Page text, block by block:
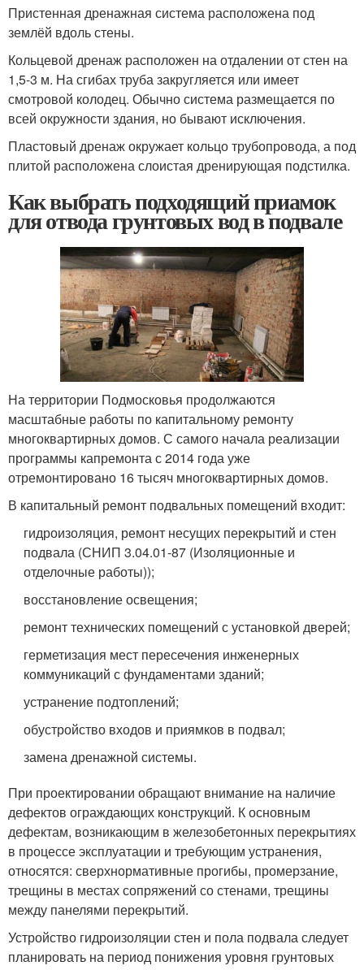
Пристенная дренажная система расположена под
землёй вдоль стены.
Кольцевой дренаж расположен на отдалении от стен на
1,5-3 м. На сгибах труба закругляется или имеет
смотровой колодец. Обычно система размещается по
всей окружности здания, но бывают исключения.
Пластовый дренаж окружает кольцо трубопровода, а под
плитой расположена слоистая дренирующая подстилка.
Как выбрать подходящий приамок
для отвода грунтовых вод в подвале
На территории Подмосковья продолжаются
масштабные работы по капитальному ремонту
многоквартирных домов. С самого начала реализации
программы капремонта с 2014 года уже
отремонтировано 16 тысяч многоквартирных домов.
В капитальный ремонт подвальных помещений входит:
гидроизоляция, ремонт несущих перекрытий и стен
подвала (СНИП 3.04.01-87 (Изоляционные и
отделочные работы));
восстановление освещения;
ремонт технических помещений с установкой дверей;
герметизация мест пересечения инженерных
коммуникаций с фундаментами зданий;
устранение подтоплений;
обустройство входов и приямков в подвал;
замена дренажной системы.
При проектировании обращают внимание на наличие
дефектов ограждающих конструкций. К основным
дефектам, возникающим в железобетонных перекрытиях
в процессе эксплуатации и требующим устранения,
относятся: сверхнормативные прогибы, промерзание,
трещины в местах сопряжений со стенами, трещины
между панелями перекрытий.
Устройство гидроизоляции стен и пола подвала следует
планировать на период понижения уровня грунтовых